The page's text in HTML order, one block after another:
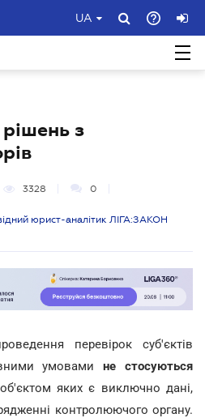
UA
з
3328 0
юрист-аналітик ЛІГА:ЗАКОН
перевірок суб'єктів
умовамине стосуються
яких є виключно дані,
контролюючого органу.